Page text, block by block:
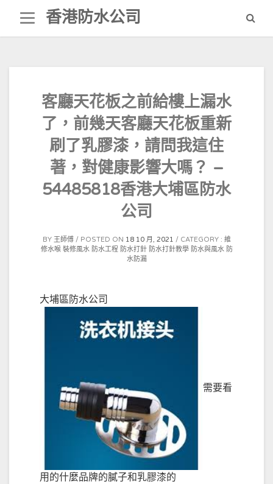
content
香港防水公司
客廳天花板之前給樓上漏水
了，前幾天客廳天花板重新
刷了乳膠漆，請問我這住
著，對健康影響大嗎？ –
54485818香港大埔區防水
公司
BY 王師傅 POSTED ON 18 10 月, 2021 CATEGORY : 維
修水喉 裝修風水 防水工程 防水打針 防水打針教學 防水與風水 防
水防漏
大埔區防水公司
需要看
用的什麼品牌的膩子和乳膠漆的